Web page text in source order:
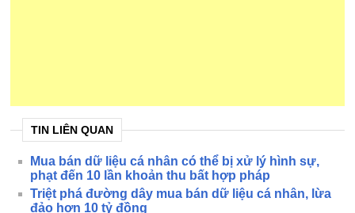
TIN LIÊN QUAN
Mua bán dữ liệu cá nhân có thể bị xử lý hình sự,
phạt đến 10 lần khoản thu bất hợp pháp
Triệt phá đường dây mua bán dữ liệu cá nhân, lừa
đảo hơn 10 tỷ đồng